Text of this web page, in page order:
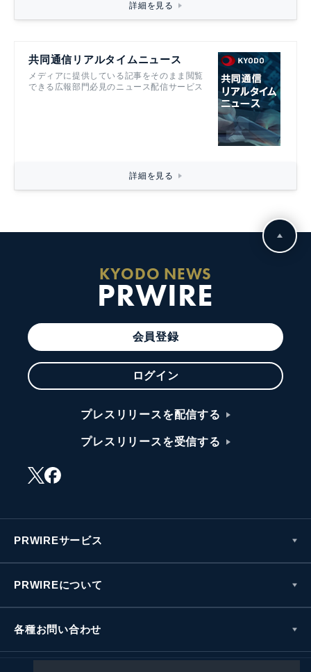
詳細を見る
共同通信リアルタイムニュース
メディアに提供している記事をそのまま閲覧
できる広報部門必見のニュース配信サービス
詳細を見る
KYODO NEWS
PRWIRE
会員登録
ログイン
プレスリリースを配信する
プレスリリースを受信する
PRWIREサービス
PRWIREについて
各種お問い合わせ